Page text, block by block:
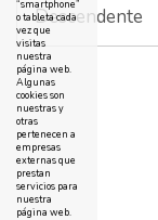
“smartphone”
o tableta cada
vez que
visitas
nuestra
página web.
Algunas
cookies son
nuestras y
otras
pertenecen a
empresas
externas que
prestan
servicios para
nuestra
página web.